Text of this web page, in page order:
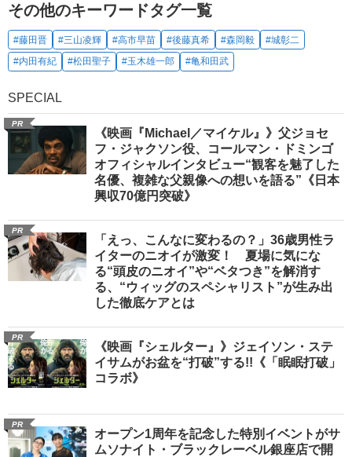
その他のキーワードタグ一覧
#藤田晋 #三山凌輝 #高市早苗 #後藤真希 #森岡毅
#城彰二
#内田有紀
#松田聖子 #玉木雄一郎 #亀和田武
SPECIAL
PR
《映画『Michael／マイケル』》父ジョセ
フ・ジャクソン役、コールマン・ドミンゴ
オフィシャルインタビュー“観客を魅了した
名優、複雑な父親像への想いを語る”《日本
興収70億円突破》
PR
「えっ、こんなに変わるの？」36歳男性ラ
イターのニオイが激変！ 夏場に気にな
る“頭皮のニオイ”や“ベタつき”を解消す
る、“ウィッグのスペシャリスト”が生み出
した徹底ケアとは
PR
《映画『シェルター』》ジェイソン・ステ
イサムがお盆を“打破”する!!《「眠眠打破」
コラボ》
PR
オープン1周年を記念した特別イベントがサ
ムソナイト・ブラックレーベル銀座店で開